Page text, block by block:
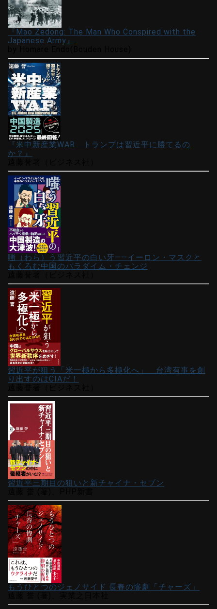
『Mao Zedong: The Man Who Conspired with the
Japanese Army』
『米中新産業WAR トランプは習近平に勝てるの
か？』
嗤（わら）う習近平の白い牙――イーロン・マスクと
もくろむ中国のパラダイム・チェンジ
習近平が狙う「米一極から多極化へ」 台湾有事を創
り出すのはCIAだ！
習近平三期目の狙いと新チャイナ・セブン
もうひとつのジェノサイド 長春の惨劇「チャーズ」